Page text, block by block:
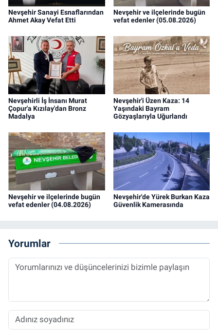
Nevşehir Sanayi Esnaflarından
Ahmet Akay Vefat Etti
Nevşehir ve ilçelerinde bugün
vefat edenler (05.08.2026)
Nevşehirli İş İnsanı Murat
Çopur'a Kızılay'dan Bronz
Madalya
Nevşehir'i Üzen Kaza: 14
Yaşındaki Bayram
Gözyaşlarıyla Uğurlandı
Nevşehir ve ilçelerinde bugün
vefat edenler (04.08.2026)
Nevşehir'de Yürek Burkan Kaza
Güvenlik Kamerasında
Yorumlar